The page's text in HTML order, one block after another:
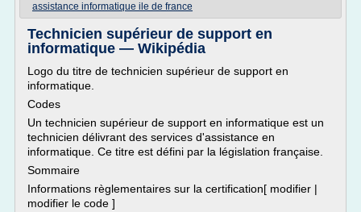
assistance informatique ile de france
Technicien supérieur de support en
informatique — Wikipédia
Logo du titre de technicien supérieur de support en
informatique.
Codes
Un technicien supérieur de support en informatique est un
technicien délivrant des services d'assistance en
informatique. Ce titre est défini par la législation française.
Sommaire
Informations règlementaires sur la certification[ modifier |
modifier le code ]